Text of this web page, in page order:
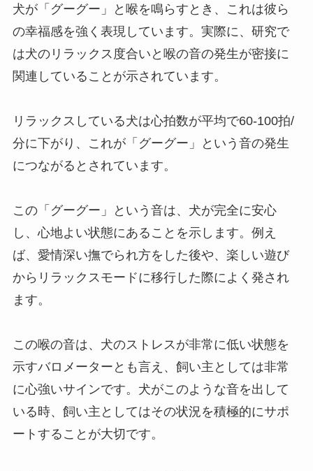
犬が「グーグー」と喉を鳴らすとき、これは彼ら
の幸福感を強く表現しています。実際に、研究で
は犬のリラックス度合いと喉の音の発生が密接に
関連していることが示されています。
リラックスしている犬は心拍数が平均で60-100拍/
分に下がり、これが「グーグー」という音の発生
につながるとされています。
この「グーグー」という音は、犬が完全に安心
し、心地よい状態にあることを示します。例え
ば、愛情深い撫でられ方をした後や、楽しい遊び
からリラックスモードに移行した際によく発され
ます。
この喉の音は、犬のストレスが非常に低い状態を
示すバロメーターとも言え、飼い主としては非常
に心強いサインです。犬がこのような音を出して
いる時、飼い主としてはその状況を積極的にサポ
ートすることが大切です。